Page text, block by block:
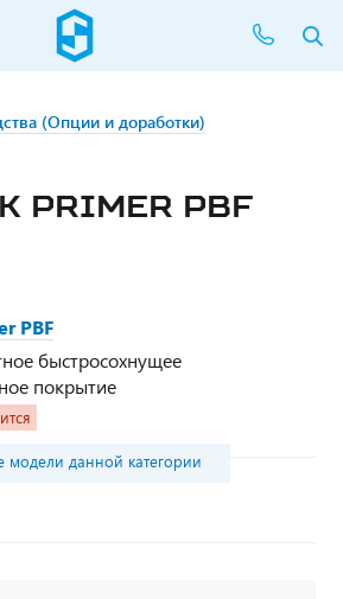
(Опции и доработки)
PRIMER PBF
PBF
быстросохнущее
покрытие
модели данной категории